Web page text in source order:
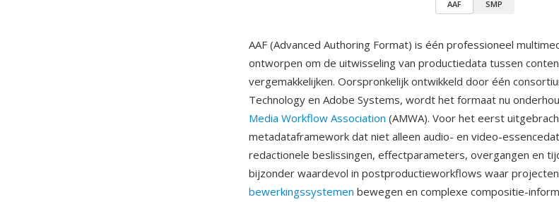
AAF SMP
AAF (Advanced Authoring Format) is één professioneel
ontworpen om de uitwisseling van productiedata tussen
vergemakkelijken. Oorspronkelijk ontwikkeld door één
Technology en Adobe Systems, wordt het formaat nu
Media Workflow Association (AMWA). Voor het eerst
metadataframework dat niet alleen audio- en video-
redactionele beslissingen, effectparameters, overgangen en
bijzonder waardevol in postproductieworkflows waar
bewerkingssystemen bewegen en complexe compositie-